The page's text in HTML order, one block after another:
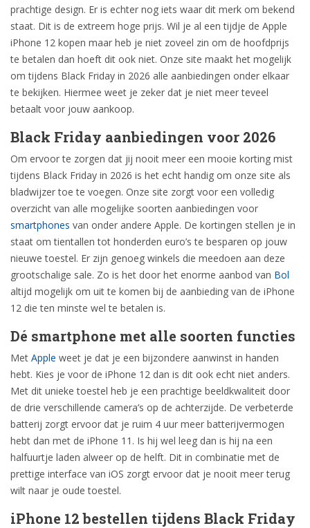
prachtige design. Er is echter nog iets waar dit merk om bekend
staat. Dit is de extreem hoge prijs. Wil je al een tijdje de Apple
iPhone 12 kopen maar heb je niet zoveel zin om de hoofdprijs
te betalen dan hoeft dit ook niet. Onze site maakt het mogelijk
om tijdens Black Friday in 2026 alle aanbiedingen onder elkaar
te bekijken. Hiermee weet je zeker dat je niet meer teveel
betaalt voor jouw aankoop.
Black Friday aanbiedingen voor 2026
Om ervoor te zorgen dat jij nooit meer een mooie korting mist
tijdens Black Friday in 2026 is het echt handig om onze site als
bladwijzer toe te voegen. Onze site zorgt voor een volledig
overzicht van alle mogelijke soorten aanbiedingen voor
smartphones van onder andere Apple. De kortingen stellen je in
staat om tientallen tot honderden euro’s te besparen op jouw
nieuwe toestel. Er zijn genoeg winkels die meedoen aan deze
grootschalige sale. Zo is het door het enorme aanbod van Bol
altijd mogelijk om uit te komen bij de aanbieding van de iPhone
12 die ten minste wel te betalen is.
Dé smartphone met alle soorten functies
Met Apple weet je dat je een bijzondere aanwinst in handen
hebt. Kies je voor de iPhone 12 dan is dit ook echt niet anders.
Met dit unieke toestel heb je een prachtige beeldkwaliteit door
de drie verschillende camera’s op de achterzijde. De verbeterde
batterij zorgt ervoor dat je ruim 4 uur meer batterijvermogen
hebt dan met de iPhone 11. Is hij wel leeg dan is hij na een
halfuurtje laden alweer op de helft. Dit in combinatie met de
prettige interface van iOS zorgt ervoor dat je nooit meer terug
wilt naar je oude toestel.
iPhone 12 bestellen tijdens Black Friday